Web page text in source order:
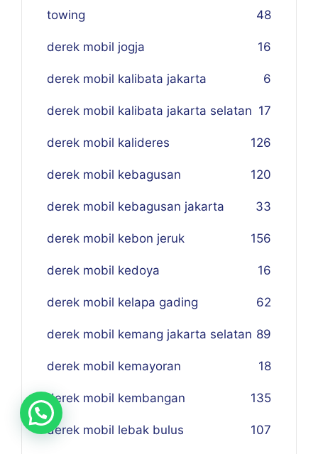
towing 48
derek mobil jogja 16
derek mobil kalibata jakarta 6
derek mobil kalibata jakarta selatan 17
derek mobil kalideres 126
derek mobil kebagusan 120
derek mobil kebagusan jakarta 33
derek mobil kebon jeruk 156
derek mobil kedoya 16
derek mobil kelapa gading 62
derek mobil kemang jakarta selatan 89
derek mobil kemayoran 18
derek mobil kembangan 135
derek mobil lebak bulus 107